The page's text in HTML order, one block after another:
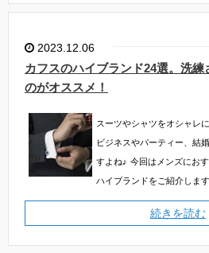
2023.12.06
カフスのハイブランド24選。洗
のがオススメ！
スーツやシャツをオシャレ
ビジネスやパーティー、結
すよね♪ 今回はメンズにお
ハイブランドをご紹介します
続きを読む